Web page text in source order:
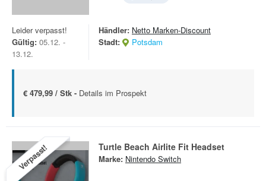
Leider verpasst!
Gültig: 05.12. -
13.12.
Händler: Netto Marken-Discount
Stadt:
Potsdam
€ 479,99 / Stk - Details im Prospekt
Verpasst! Turtle Beach Airlite Fit Headset
Marke: Nintendo Switch